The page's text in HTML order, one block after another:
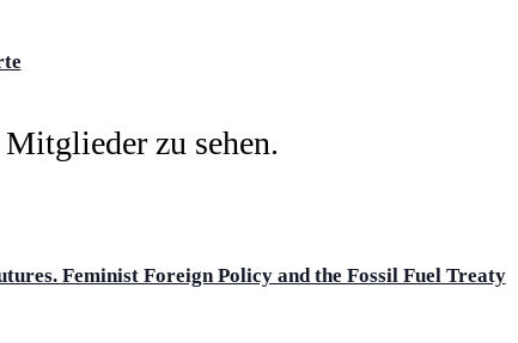
Feminist Foreign Policy and the Fossil Fuel Treaty